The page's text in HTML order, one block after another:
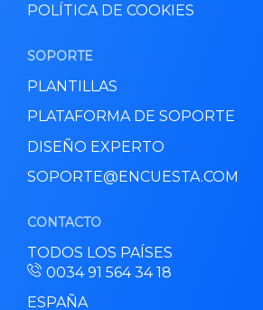
POLÍTICA DE COOKIES
SOPORTE
PLANTILLAS
PLATAFORMA DE SOPORTE
DISEÑO EXPERTO
SOPORTE@ENCUESTA.COM
CONTACTO
TODOS LOS PAÍSES
0034 91 564 34 18
ESPAÑA